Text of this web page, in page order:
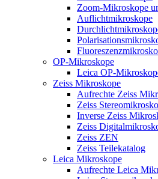
Zoom-Mikroskope
Auflichtmikroskope
OP-Mikroskope
Leica OP-
Zeiss Mikroskope
Aufrechte Zeiss
Zeiss
Inverse Zeiss
Zeiss
Zeiss ZEN
Zeiss Teilekatalog
Leica Mikroskope
Aufrechte Leica